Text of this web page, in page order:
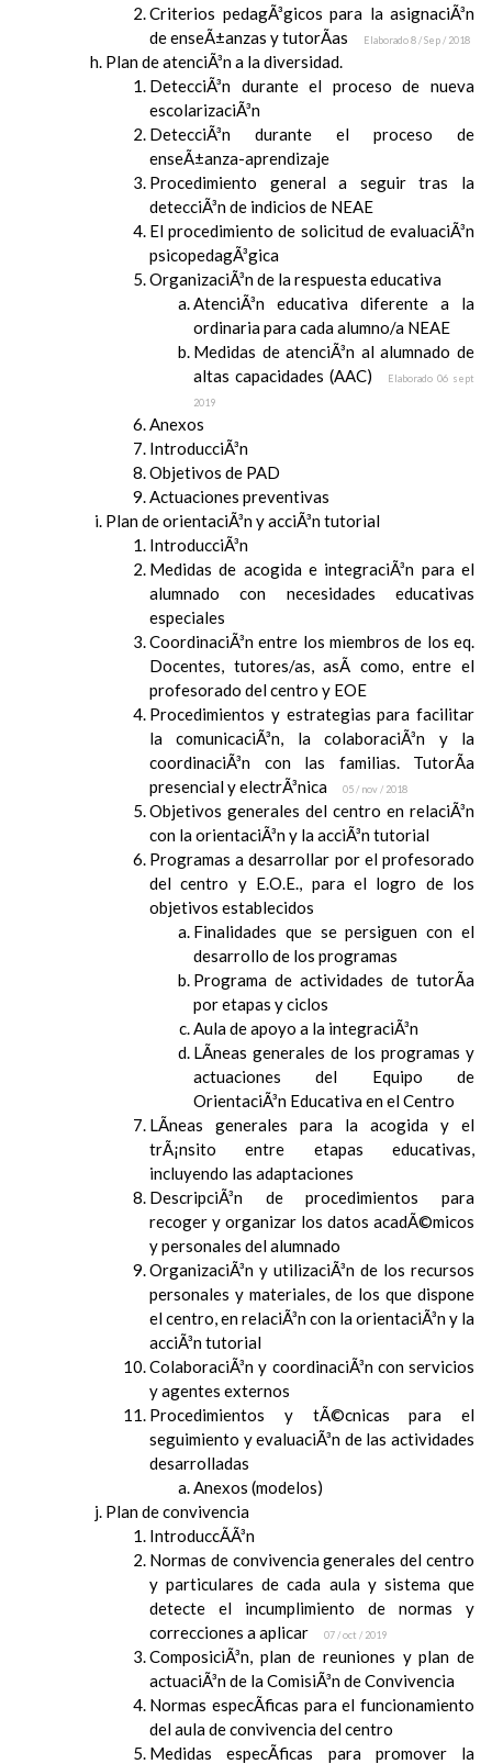
Criterios pedagÃ³gicos para la asignaciÃ³n
de enseÃ±anzas y tutorÃ­as
Elaborado 8 / Sep / 2018
Plan de atenciÃ³n a la diversidad.
DetecciÃ³n durante el proceso de nueva
escolarizaciÃ³n
DetecciÃ³n durante el proceso de
enseÃ±anza-aprendizaje
Procedimiento general a seguir tras la
detecciÃ³n de indicios de NEAE
El procedimiento de solicitud de evaluaciÃ³n
psicopedagÃ³gica
OrganizaciÃ³n de la respuesta educativa
AtenciÃ³n educativa diferente a la
ordinaria para cada alumno/a NEAE
Medidas de atenciÃ³n al alumnado de
altas capacidades (AAC)
Elaborado 06 sept
2019
Anexos
IntroducciÃ³n
Objetivos de PAD
Actuaciones preventivas
Plan de orientaciÃ³n y acciÃ³n tutorial
IntroducciÃ³n
Medidas de acogida e integraciÃ³n para el
alumnado con necesidades educativas
especiales
CoordinaciÃ³n entre los miembros de los eq.
Docentes, tutores/as, asÃ­ como, entre el
profesorado del centro y EOE
Procedimientos y estrategias para facilitar
la comunicaciÃ³n, la colaboraciÃ³n y la
coordinaciÃ³n con las familias. TutorÃ­a
presencial y electrÃ³nica
05 / nov / 2018
Objetivos generales del centro en relaciÃ³n
con la orientaciÃ³n y la acciÃ³n tutorial
Programas a desarrollar por el profesorado
del centro y E.O.E., para el logro de los
objetivos establecidos
Finalidades que se persiguen con el
desarrollo de los programas
Programa de actividades de tutorÃ­a
por etapas y ciclos
Aula de apoyo a la integraciÃ³n
LÃ­neas generales de los programas y
actuaciones del Equipo de
OrientaciÃ³n Educativa en el Centro
LÃ­neas generales para la acogida y el
trÃ¡nsito entre etapas educativas,
incluyendo las adaptaciones
DescripciÃ³n de procedimientos para
recoger y organizar los datos acadÃ©micos
y personales del alumnado
OrganizaciÃ³n y utilizaciÃ³n de los recursos
personales y materiales, de los que dispone
el centro, en relaciÃ³n con la orientaciÃ³n y la
acciÃ³n tutorial
ColaboraciÃ³n y coordinaciÃ³n con servicios
y agentes externos
Procedimientos y tÃ©cnicas para el
seguimiento y evaluaciÃ³n de las actividades
desarrolladas
Anexos (modelos)
Plan de convivencia
IntroduccÃ­Ã³n
Normas de convivencia generales del centro
y particulares de cada aula y sistema que
detecte el incumplimiento de normas y
correcciones a aplicar
07 / oct / 2019
ComposiciÃ³n, plan de reuniones y plan de
actuaciÃ³n de la ComisiÃ³n de Convivencia
Normas especÃ­ficas para el funcionamiento
del aula de convivencia del centro
Medidas especÃ­ficas para promover la